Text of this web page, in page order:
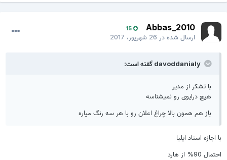
Abbas_2010
ارسال شده در26 شهریور، 2017
davoddanialy گفته است:
با تشکر از مدیر
هیچ درایوی رو نمیشناسه
باز هم همون بالا چراغ اعلان رو با هر سه رنگ میاره
اجازه استاد ایلیا
90% از هارد